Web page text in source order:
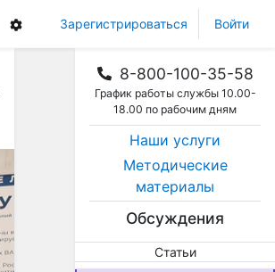
Зарегистрироваться Войти
8-800-100-35-58
График работы службы 10.00-
18.00 по рабочим дням
Наши услуги
Методические
материалы
Обсуждения
Статьи